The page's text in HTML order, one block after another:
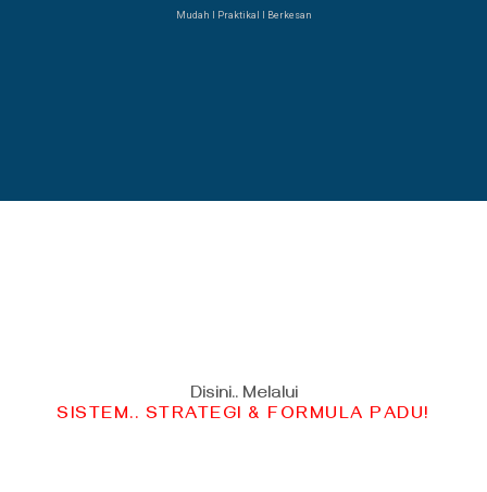
Mudah Ι Praktikal Ι Berkesan
Disini.. Melalui
SISTEM.. STRATEGI & FORMULA PADU!